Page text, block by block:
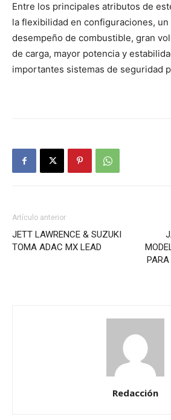
Entre los principales atributos de
la flexibilidad en configuraciones,
desempeño de combustible, gran
de carga, mayor potencia y
importantes sistemas de seguridad
Artículo anterior
JETT LAWRENCE & SUZUKI
TOMA ADAC MX LEAD
Redacción